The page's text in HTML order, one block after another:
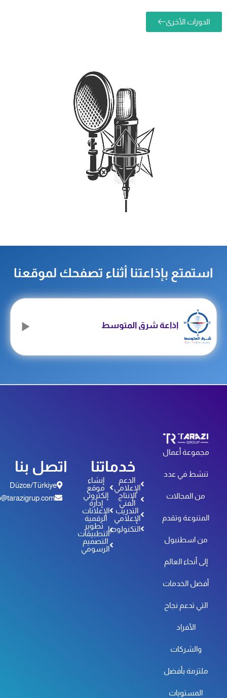
الأخرى
بإذاعتنا أثناء تصفحك لموقعنا
إذاعة شرق المتوسط
أعمال
في عدد
من المجالات
وتقدم
اسطنبول
أنحاء العالم
الخدمات
تدعم نجاح
والشركات
بأفضل
المستويات
خدماتنا
الدعم
الإعلامي
الإنتاج
الفني
التدريب
الإعلامي
التكنولوجيا
إنشاء
موقع
إلكتروني
إدارة
الإعلانات
الرقمية
تطوير
التطبيقات
التصميم
الرسومي
اتصل بنا
Düzce/Türkiye
info@tarazigrup.com